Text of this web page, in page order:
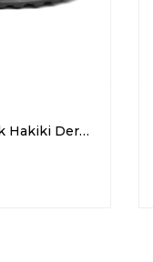
Marcomen 19463 Erkek Hakiki Deri CAsual Ayakkabı Siyah